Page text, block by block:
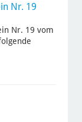
Nr. 19
Nr. 19 vom